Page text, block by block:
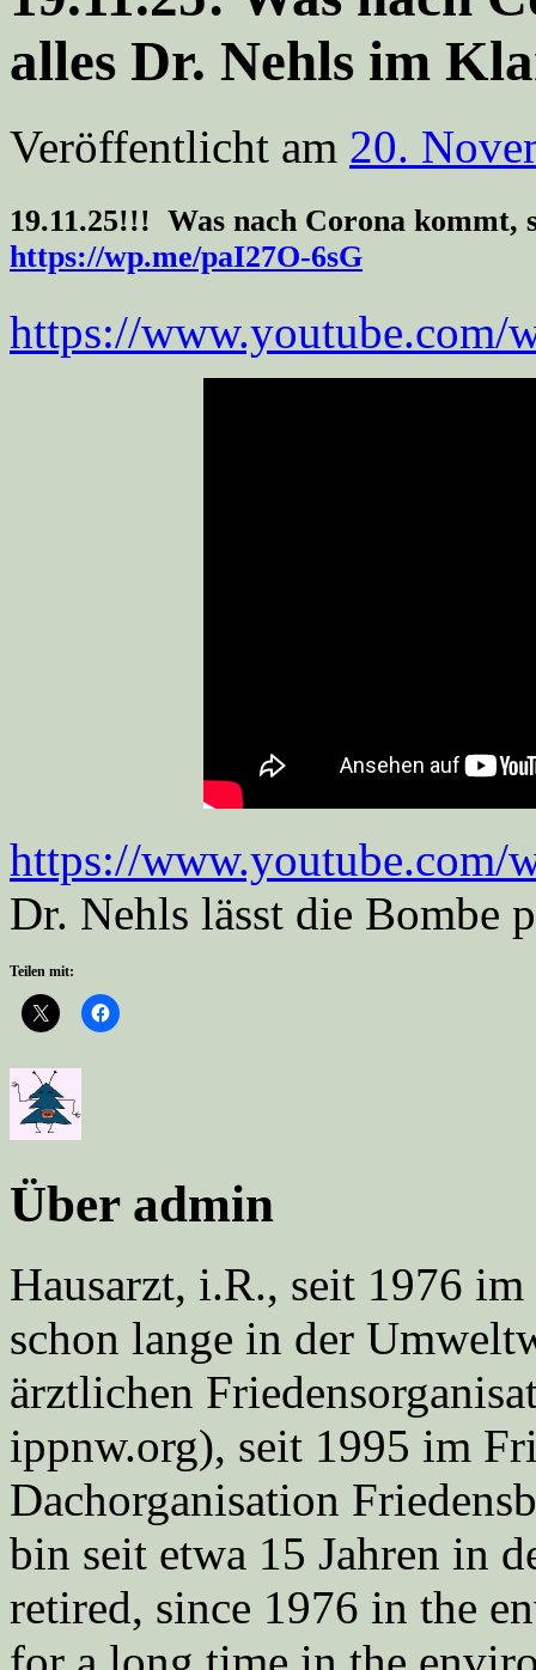
alles Dr. Nehls im
Veröffentlicht am 20.
19.11.25!!! Was nach Corona
https://wp.me/paI27O-6sG
https://www.youtube.com/
https://www.youtube.com/
Dr. Nehls lässt die Bombe
Teilen mit:
Über admin
Hausarzt, i.R., seit 1976
schon lange in der
ärztlichen
ippnw.org), seit 1995 im
Dachorganisation
bin seit etwa 15 Jahren in
retired, since 1976 in the